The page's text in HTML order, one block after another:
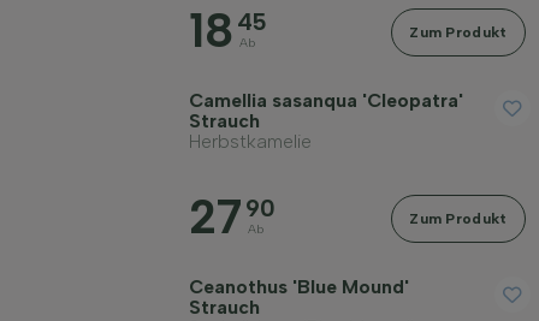
18 45
Ab
Zum Produkt
Camellia sasanqua 'Cleopatra'
Strauch
Herbstkamelie
27 90
Ab
Zum Produkt
Ceanothus 'Blue Mound'
Strauch